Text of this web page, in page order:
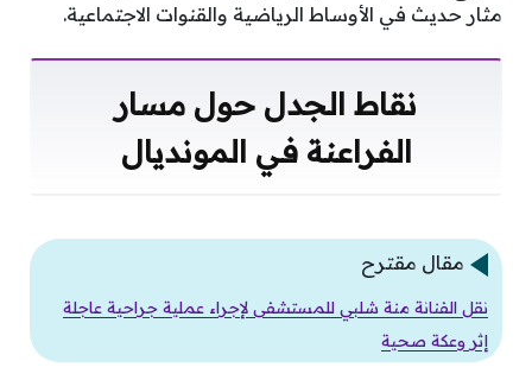
مثار حديث في الأوساط الرياضية والقنوات الاجتماعية.
نقاط الجدل حول مسار
الفراعنة في المونديال
مقال مقترح
نقل الفنانة منة شلبي للمستشفى لإجراء عملية جراحية عاجلة
إثر وعكة صحية